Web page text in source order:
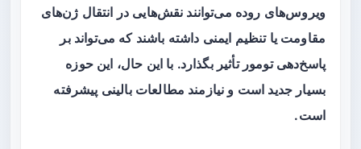
ویروس‌های روده می‌توانند نقش‌هایی در انتقال ژن‌های
مقاومت یا تنظیم ایمنی داشته باشند که می‌تواند بر
پاسخ‌دهی تومور تأثیر بگذارد. با این حال، این حوزه
بسیار جدید است و نیازمند مطالعات بالینی پیشرفته
است.